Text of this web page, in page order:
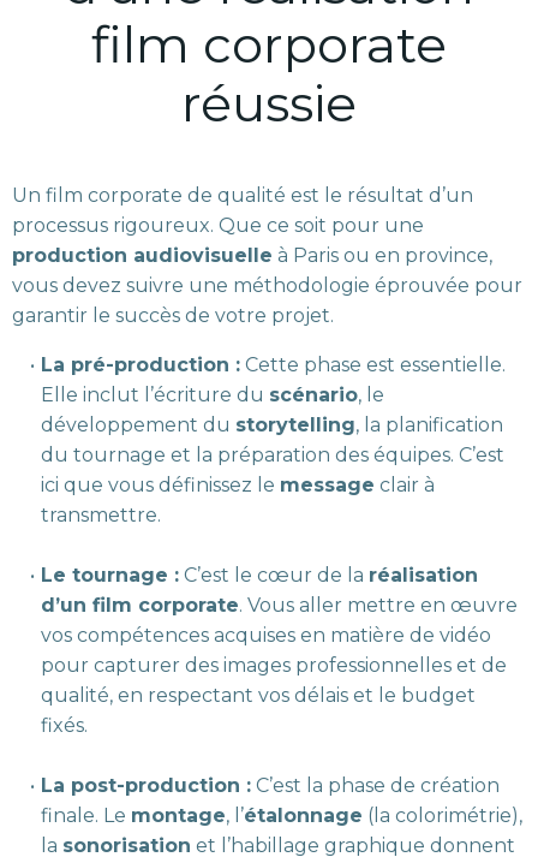
film corporate
réussie
Un film corporate de qualité est le résultat d’un
processus rigoureux. Que ce soit pour une
production audiovisuelle à Paris ou en province,
vous devez suivre une méthodologie éprouvée pour
garantir le succès de votre projet.
La pré-production :Cette phase est essentielle.
Elle inclut l’écriture du scénario, le
développement du storytelling, la planification
du tournage et la préparation des équipes. C’est
ici que vous définissez le message clair à
transmettre.
Le tournage :C’est le cœur de la réalisation
d’un film corporate. Vous aller mettre en œuvre
vos compétences acquises en matière de vidéo
pour capturer des images professionnelles et de
qualité, en respectant vos délais et le budget
fixés.
La post-production :C’est la phase de création
finale. Le montage, l’étalonnage (la colorimétrie),
la sonorisation et l’habillage graphique donnent